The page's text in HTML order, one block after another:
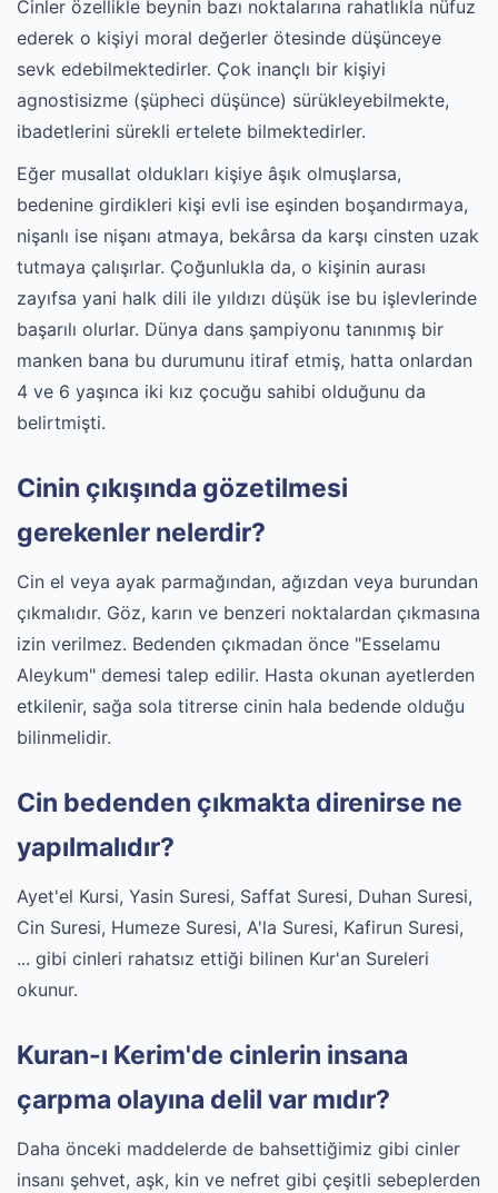
Cinler özellikle beynin bazı noktalarına rahatlıkla nüfuz
ederek o kişiyi moral değerler ötesinde düşünceye
sevk edebilmektedirler. Çok inançlı bir kişiyi
agnostisizme (şüpheci düşünce) sürükleyebilmekte,
ibadetlerini sürekli ertelete bilmektedirler.
Eğer musallat oldukları kişiye âşık olmuşlarsa,
bedenine girdikleri kişi evli ise eşinden boşandırmaya,
nişanlı ise nişanı atmaya, bekârsa da karşı cinsten uzak
tutmaya çalışırlar. Çoğunlukla da, o kişinin aurası
zayıfsa yani halk dili ile yıldızı düşük ise bu işlevlerinde
başarılı olurlar. Dünya dans şampiyonu tanınmış bir
manken bana bu durumunu itiraf etmiş, hatta onlardan
4 ve 6 yaşınca iki kız çocuğu sahibi olduğunu da
belirtmişti.
Cinin çıkışında gözetilmesi
gerekenler nelerdir?
Cin el veya ayak parmağından, ağızdan veya burundan
çıkmalıdır. Göz, karın ve benzeri noktalardan çıkmasına
izin verilmez. Bedenden çıkmadan önce "Esselamu
Aleykum" demesi talep edilir. Hasta okunan ayetlerden
etkilenir, sağa sola titrerse cinin hala bedende olduğu
bilinmelidir.
Cin bedenden çıkmakta direnirse ne
yapılmalıdır?
Ayet'el Kursi, Yasin Suresi, Saffat Suresi, Duhan Suresi,
Cin Suresi, Humeze Suresi, A'la Suresi, Kafirun Suresi,
... gibi cinleri rahatsız ettiği bilinen Kur'an Sureleri
okunur.
Kuran-ı Kerim'de cinlerin insana
çarpma olayına delil var mıdır?
Daha önceki maddelerde de bahsettiğimiz gibi cinler
insanı şehvet, aşk, kin ve nefret gibi çeşitli sebeplerden